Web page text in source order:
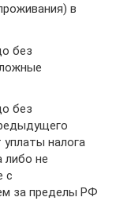
в
без
без
налога
либо не
с
за пределы РФ